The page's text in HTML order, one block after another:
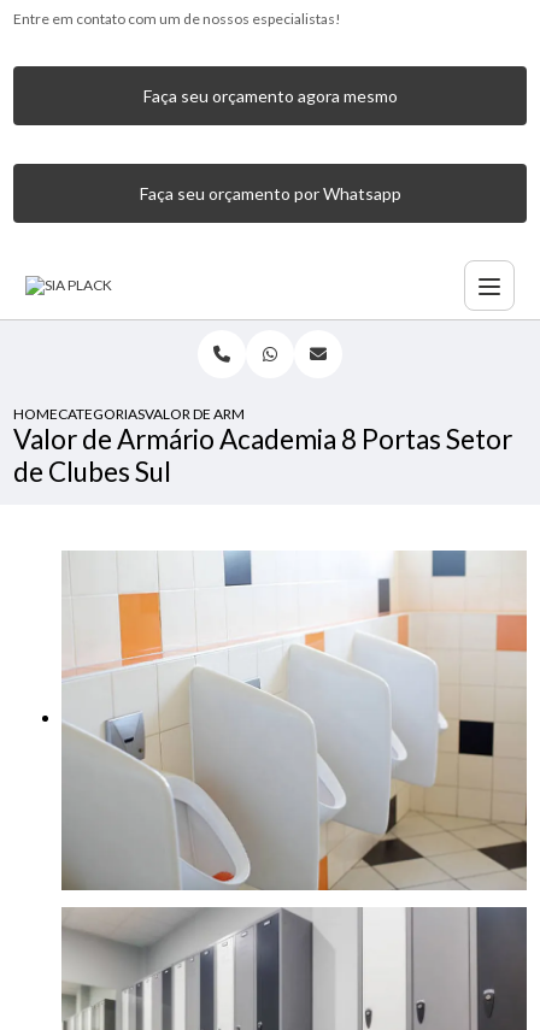
Entre em contato com um de nossos especialistas!
Faça seu orçamento agora mesmo
Faça seu orçamento por Whatsapp
HOMECATEGORIASVALOR DE ARMÁRIO ACADEMIA 8 PORTAS SETOR DE
Valor de Armário Academia 8 Portas Setor
de Clubes Sul